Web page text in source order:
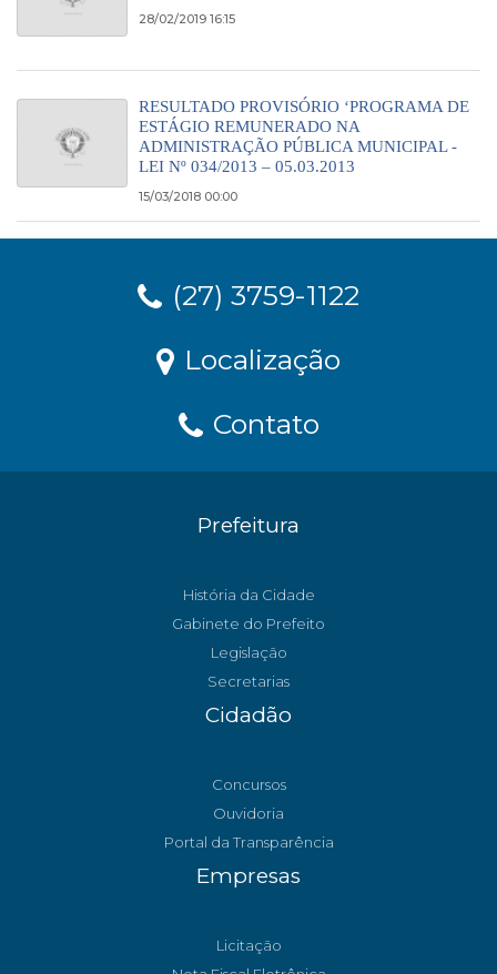
28/02/2019 16:15
RESULTADO PROVISÓRIO ‘PROGRAMA DE
ESTÁGIO REMUNERADO NA
ADMINISTRAÇÃO PÚBLICA MUNICIPAL -
LEI Nº 034/2013 – 05.03.2013
15/03/2018 00:00
(27) 3759-1122
Localização
Contato
Prefeitura
História da Cidade
Gabinete do Prefeito
Legislação
Secretarias
Cidadão
Concursos
Ouvidoria
Portal da Transparência
Empresas
Licitação